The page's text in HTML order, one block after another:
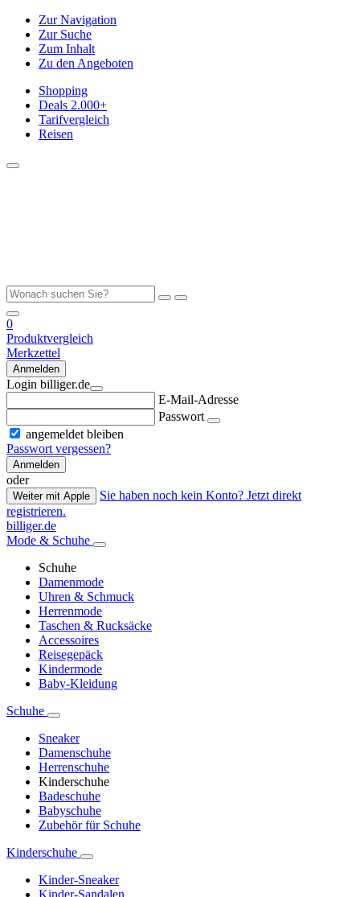
Zur Navigation
Zur Suche
Zum Inhalt
Zu den Angeboten
Shopping
Deals 2.000+
Tarifvergleich
Reisen
0
Produktvergleich
Merkzettel
Anmelden
Login billiger.de
E-Mail-Adresse
Passwort
angemeldet bleiben
Passwort vergessen?
Anmelden
oder
Weiter mit Apple
Sie haben noch kein Konto? Jetzt direkt
registrieren.
billiger.de
Mode & Schuhe
Schuhe
Damenmode
Uhren & Schmuck
Herrenmode
Taschen & Rucksäcke
Accessoires
Reisegepäck
Kindermode
Baby-Kleidung
Schuhe
Sneaker
Damenschuhe
Herrenschuhe
Kinderschuhe
Badeschuhe
Babyschuhe
Zubehör für Schuhe
Kinderschuhe
Kinder-Sneaker